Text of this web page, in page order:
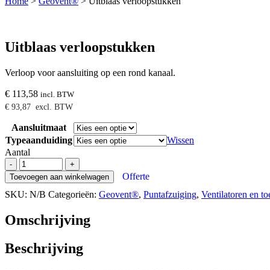
Uitblaas verloopstukken
Verloop voor aansluiting op een rond kanaal.
€ 113,58 incl. BTW
€ 93,87 excl. BTW
Aansluitmaat
Typeaanduiding
Wissen
Aantal
-
Uitblaas
verloopstukken
aantal
+
Toevoegen aan winkelwagen
Offerte
SKU: N/B Categorieën: Geovent®, Puntafzuiging, Ventilatoren en
Omschrijving
Beschrijving